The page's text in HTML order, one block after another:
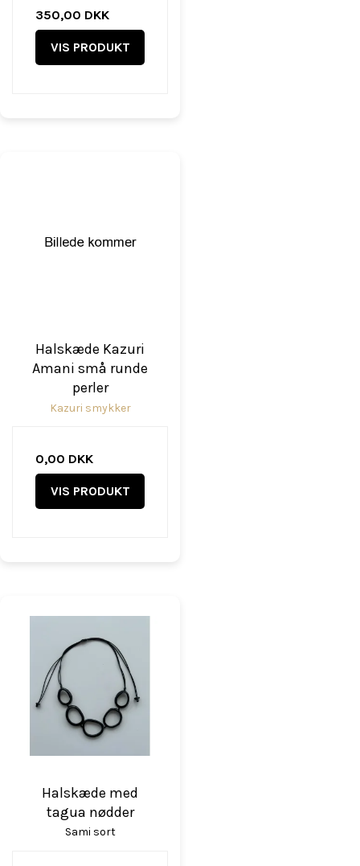
350,00 DKK
VIS PRODUKT
Halskæde Kazuri
Amani små runde
perler
Kazuri smykker
0,00 DKK
VIS PRODUKT
Halskæde med
tagua nødder
Sami sort